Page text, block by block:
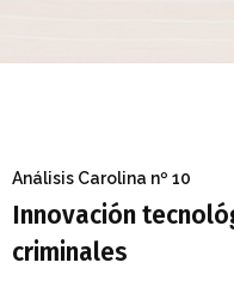
Análisis Carolina nº 10
Innovación
criminales